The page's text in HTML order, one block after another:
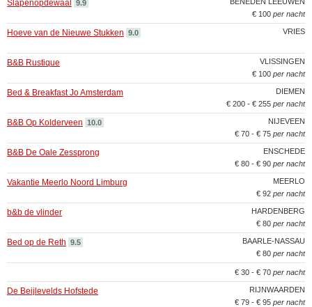
Slapenopdewaal
9.9
€ 100 per nacht
VRIES
Hoeve van de Nieuwe Stukken 9.0
VLISSINGEN
B&B Rustique
€ 100 per nacht
DIEMEN
Bed & Breakfast Jo Amsterdam
€ 200 - € 255 per nacht
NIJEVEEN
B&B Op Kolderveen 10.0
€ 70 - € 75 per nacht
ENSCHEDE
B&B De Oale Zessprong
€ 80 - € 90 per nacht
MEERLO
Vakantie Meerlo Noord Limburg
€ 92 per nacht
HARDENBERG
b&b de vlinder
€ 80 per nacht
BAARLE-NASSAU
Bed op de Reth 9.5
€ 80 per nacht
€ 30 - € 70 per nacht
RIJNWAARDEN
De Beijlevelds Hofstede
€ 79 - € 95 per nacht